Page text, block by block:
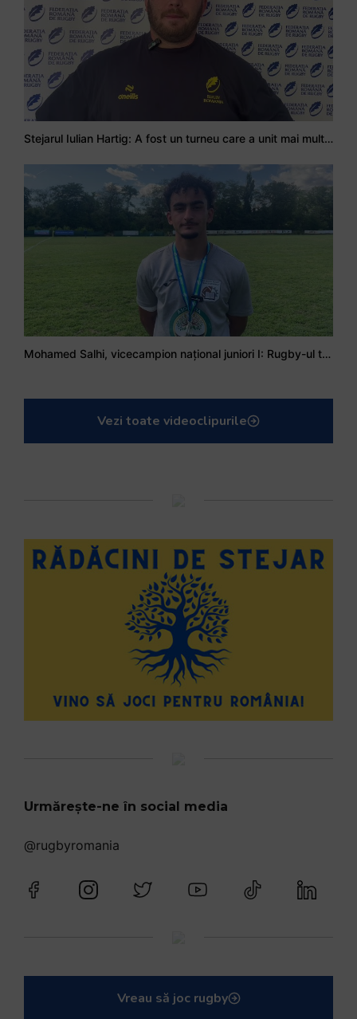
Stejarul Iulian Hartig: A fost un turneu care a unit mai mult echipa
Mohamed Salhi, vicecampion național juniori I: Rugby-ul te învață să accepți și înfrângerile
Vezi toate videoclipurile
Urmărește-ne în social media
@rugbyromania
Vreau să joc rugby